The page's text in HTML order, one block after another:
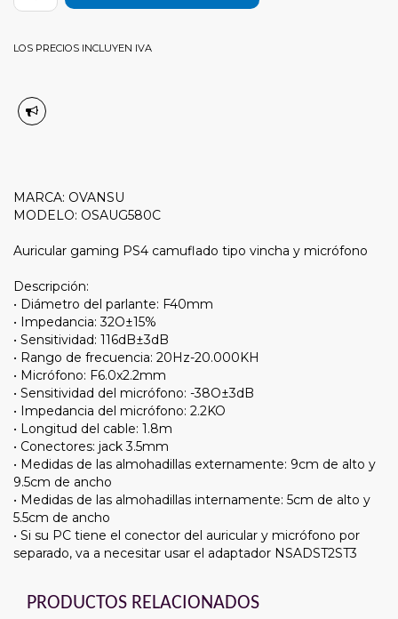
LOS PRECIOS INCLUYEN IVA
MARCA: OVANSU
MODELO: OSAUG580C
Auricular gaming PS4 camuflado tipo vincha y micrófono
Descripción:
• Diámetro del parlante: F40mm
• Impedancia: 32O±15%
• Sensitividad: 116dB±3dB
• Rango de frecuencia: 20Hz-20.000KH
• Micrófono: F6.0x2.2mm
• Sensitividad del micrófono: -38O±3dB
• Impedancia del micrófono: 2.2KO
• Longitud del cable: 1.8m
• Conectores: jack 3.5mm
• Medidas de las almohadillas externamente: 9cm de alto y
9.5cm de ancho
• Medidas de las almohadillas internamente: 5cm de alto y
5.5cm de ancho
• Si su PC tiene el conector del auricular y micrófono por
separado, va a necesitar usar el adaptador NSADST2ST3
PRODUCTOS RELACIONADOS